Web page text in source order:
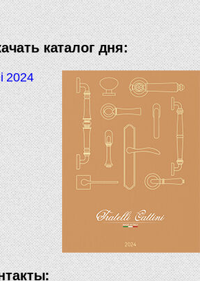
каталог дня:
2024